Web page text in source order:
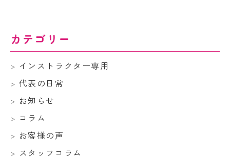
カテゴリー
インストラクター専用
代表の日常
お知らせ
コラム
お客様の声
スタッフコラム